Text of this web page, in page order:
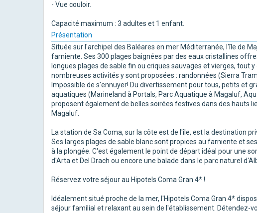
- Vue couloir.
Capacité maximum : 3 adultes et 1 enfant.
Présentation
Située sur l'archipel des Baléares en mer Méditerranée, l'île de
farniente. Ses 300 plages baignées par des eaux cristallines
longues plages de sable fin ou criques sauvages et vierges, tout
nombreuses activités y sont proposées : randonnées (Sierra
Impossible de s'ennuyer! Du divertissement pour tous, petits et
aquatiques (Marineland à Portals, Parc Aquatique à Magaluf,
proposent également de belles soirées festives dans des hauts
Magaluf.
La station de Sa Coma, sur la côte est de l'île, est la destination
Ses larges plages de sable blanc sont propices au farniente et
à la plongée. C'est également le point de départ idéal pour une
d'Arta et Del Drach ou encore une balade dans le parc naturel
Réservez votre séjour au Hipotels Coma Gran 4* !
Idéalement situé proche de la mer, l'Hipotels Coma Gran 4*
séjour familial et relaxant au sein de l'établissement. Détendez-